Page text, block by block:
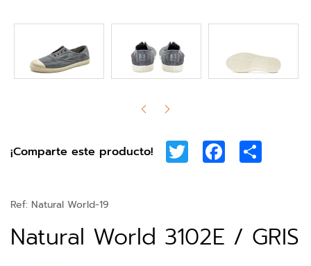
¡Comparte este producto! Twitter Facebook
Ref: Natural World-19
Natural World 3102E / GRIS